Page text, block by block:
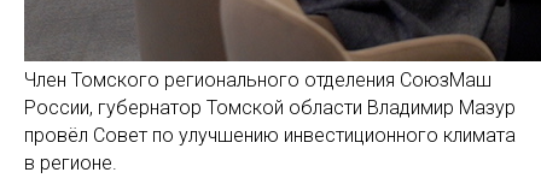
Член Томского регионального отделения СоюзМаш
России, губернатор Томской области Владимир Мазур
провёл Совет по улучшению инвестиционного климата
в регионе.